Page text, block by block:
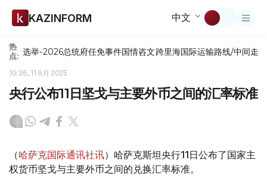
KAZINFORM 中文
热
点: 选举-2026总统府任免事件国情咨文跨里海国际运输路线/中间走廊
10:36, 11 9月 2025
央行公布11日坚戈与主要外币之间的汇率标准
（哈萨克国际通讯社讯）哈萨克斯坦央行11日公布了国家主
权货币坚戈与主要外币之间的兑换汇率标准。